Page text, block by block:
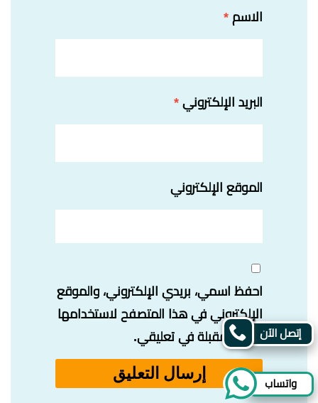
الاسم *
البريد الإلكتروني *
الموقع الإلكتروني
احفظ اسمي، بريدي الإلكتروني، والموقع
الإلكتروني في هذا المتصفح لاستخدامها
المرة المقبلة في تعليقي.إتصل الآن
واتساب